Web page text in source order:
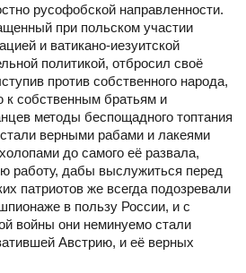
русофобской направленности.
при польском участии
и ватикано-иезуитской
политикой, отбросил своё
против собственного народа,
к собственным братьям и
методы беспощадного топтания
верными рабами и лакеями
до самого её развала,
работу, дабы выслужиться перед
патриотов же всегда подозревали
в пользу России, и с
войны они неминуемо стали
Австрию, и её верных